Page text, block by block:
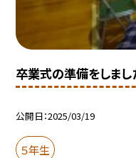
卒業式の準備をしまし
公開日 2025/03/19
５年生